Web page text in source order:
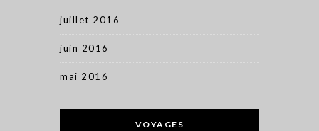
juillet 2016
juin 2016
mai 2016
VOYAGES